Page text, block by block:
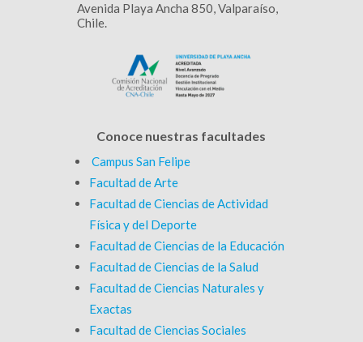
Avenida Playa Ancha 850, Valparaíso,
Chile.
Conoce nuestras facultades
Campus San Felipe
Facultad de Arte
Facultad de Ciencias de Actividad
Física y del Deporte
Facultad de Ciencias de la Educación
Facultad de Ciencias de la Salud
Facultad de Ciencias Naturales y
Exactas
Facultad de Ciencias Sociales